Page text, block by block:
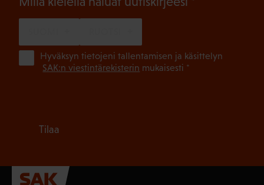
Hyväksyn tietojeni tallentamisen ja käsittelyn
SAK:n viestintärekisterin mukaisesti *
Tilaa